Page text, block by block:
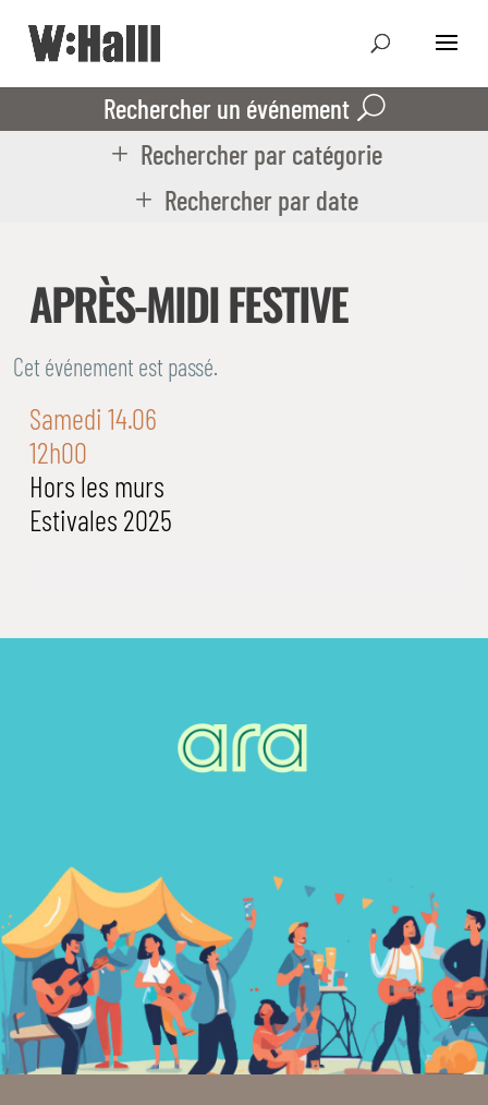
Rechercher un événement
Rechercher par catégorie
Rechercher par date
APRÈS-MIDI FESTIVE
Cet événement est passé.
Samedi 14.06
12h00
Hors les murs
Estivales 2025